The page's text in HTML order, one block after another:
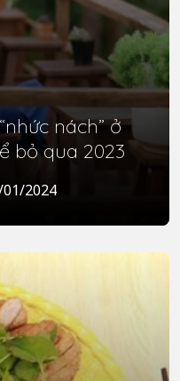
nách” ở
bỏ qua 2023
01/2024